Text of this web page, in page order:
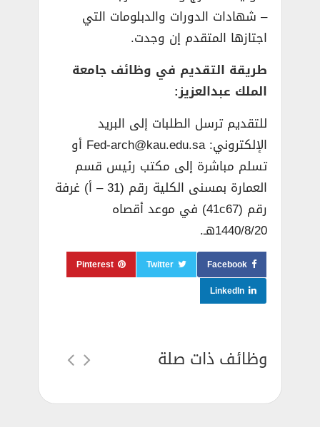
– شهادات الدورات والدبلومات التي
اجتازها المتقدم إن وجدت.
طريقة التقديم في وظائف جامعة
الملك عبدالعزيز:
للتقديم ترسل الطلبات إلى البريد
الإلكتروني: Fed-arch@kau.edu.sa أو
تسلم مباشرة إلى مكتب رئيس قسم
العمارة بمسنى الكلية رقم (31 – أ) غرفة
رقم (41c67) في موعد أقصاه
1440/8/20هـ.
Facebook
Twitter
Pinterest
LinkedIn
وظائف ذات صلة